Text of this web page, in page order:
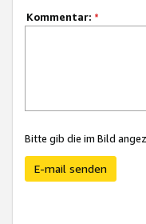
Kommentar: *
Bitte gib die im Bild
E-mail senden